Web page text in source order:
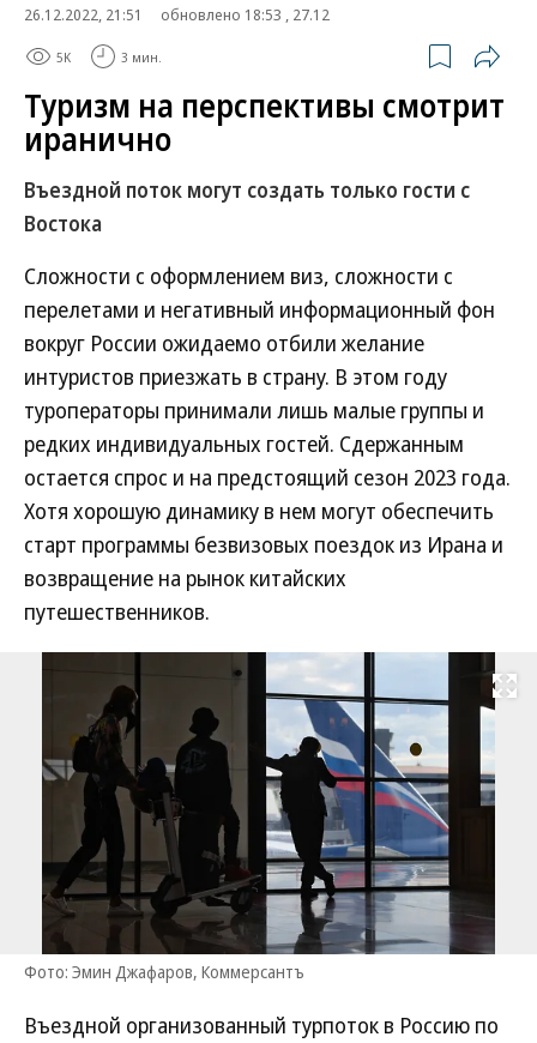
26.12.2022, 21:51
обновлено 18:53 , 27.12
5K 3 мин.
Туризм на перспективы смотрит
иранично
Въездной поток могут создать только гости с
Востока
Сложности с оформлением виз, сложности с
перелетами и негативный информационный фон
вокруг России ожидаемо отбили желание
интуристов приезжать в страну. В этом году
туроператоры принимали лишь малые группы и
редких индивидуальных гостей. Сдержанным
остается спрос и на предстоящий сезон 2023 года.
Хотя хорошую динамику в нем могут обеспечить
старт программы безвизовых поездок из Ирана и
возвращение на рынок китайских
путешественников.
Развернуть
Фото: Эмин Джафаров, Коммерсантъ
Въездной организованный турпоток в Россию по